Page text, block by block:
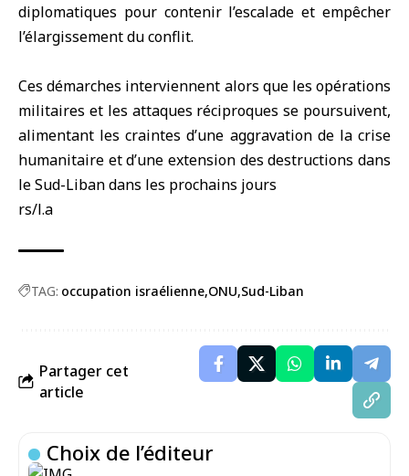
diplomatiques pour contenir l’escalade et empêcher
l’élargissement du conflit.
Ces démarches interviennent alors que les opérations
militaires et les attaques réciproques se poursuivent,
alimentant les craintes d’une aggravation de la crise
humanitaire et d’une extension des destructions dans
le Sud-Liban dans les prochains jours
rs/l.a
TAG: occupation israélienne ONU Sud-Liban
Partager cet
article
Choix de l’éditeur